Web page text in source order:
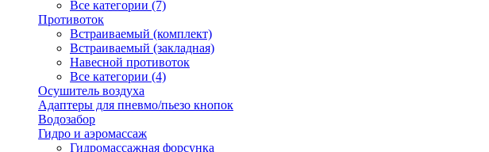
Все категории (7)
Противоток
Встраиваемый (комплект)
Встраиваемый (закладная)
Навесной противоток
Все категории (4)
Осушитель воздуха
Адаптеры для пневмо/пьезо кнопок
Водозабор
Гидро и аэромассаж
Гидромассажная форсунка